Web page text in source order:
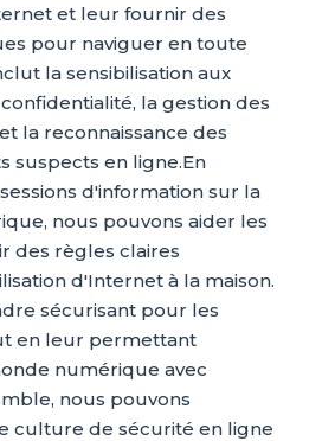
et leur fournir des
pour naviguer en toute
la sensibilisation aux
la gestion des
la reconnaissance des
suspects en ligne.En
d'information sur la
nous pouvons aider les
des règles claires
d'Internet à la maison.
sécurisant pour les
en leur permettant
numérique avec
nous pouvons
culture de sécurité en ligne